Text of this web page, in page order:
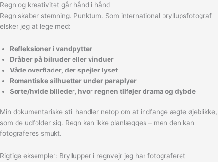
Regn og kreativitet går hånd i hånd
Regn skaber stemning. Punktum. Som international bryllupsfotograf
elsker jeg at lege med:
Refleksioner i vandpytter
Dråber på bilruder eller vinduer
Våde overflader, der spejler lyset
Romantiske silhuetter under paraplyer
Sorte/hvide billeder, hvor regnen tilføjer drama og dybde
Min dokumentariske stil handler netop om at indfange ægte øjeblikke,
som de udfolder sig. Regn kan ikke planlægges – men den kan
fotograferes smukt.
Rigtige eksempler: Bryllupper i regnvejr jeg har fotograferet